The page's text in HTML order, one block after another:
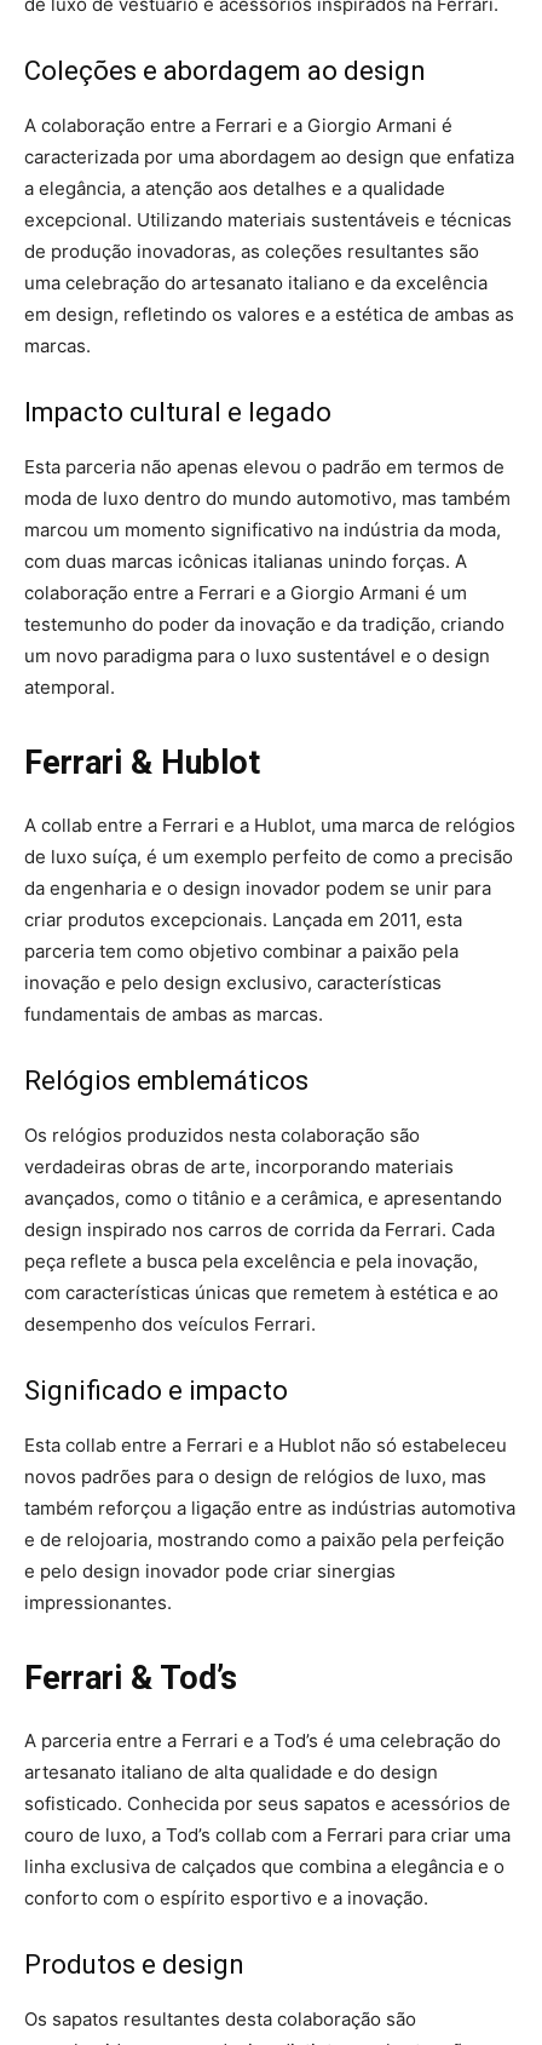
Coleções e abordagem ao design
A colaboração entre a Ferrari e a Giorgio Armani é
caracterizada por uma abordagem ao design que enfatiza
a elegância, a atenção aos detalhes e a qualidade
excepcional. Utilizando materiais sustentáveis e técnicas
de produção inovadoras, as coleções resultantes são
uma celebração do artesanato italiano e da excelência
em design, refletindo os valores e a estética de ambas as
marcas.
Impacto cultural e legado
Esta parceria não apenas elevou o padrão em termos de
moda de luxo dentro do mundo automotivo, mas também
marcou um momento significativo na indústria da moda,
com duas marcas icônicas italianas unindo forças. A
colaboração entre a Ferrari e a Giorgio Armani é um
testemunho do poder da inovação e da tradição, criando
um novo paradigma para o luxo sustentável e o design
atemporal.
Ferrari & Hublot
A collab entre a Ferrari e a Hublot, uma marca de relógios
de luxo suíça, é um exemplo perfeito de como a precisão
da engenharia e o design inovador podem se unir para
criar produtos excepcionais. Lançada em 2011, esta
parceria tem como objetivo combinar a paixão pela
inovação e pelo design exclusivo, características
fundamentais de ambas as marcas.
Relógios emblemáticos
Os relógios produzidos nesta colaboração são
verdadeiras obras de arte, incorporando materiais
avançados, como o titânio e a cerâmica, e apresentando
design inspirado nos carros de corrida da Ferrari. Cada
peça reflete a busca pela excelência e pela inovação,
com características únicas que remetem à estética e ao
desempenho dos veículos Ferrari.
Significado e impacto
Esta collab entre a Ferrari e a Hublot não só estabeleceu
novos padrões para o design de relógios de luxo, mas
também reforçou a ligação entre as indústrias automotiva
e de relojoaria, mostrando como a paixão pela perfeição
e pelo design inovador pode criar sinergias
impressionantes.
Ferrari & Tod’s
A parceria entre a Ferrari e a Tod’s é uma celebração do
artesanato italiano de alta qualidade e do design
sofisticado. Conhecida por seus sapatos e acessórios de
couro de luxo, a Tod’s collab com a Ferrari para criar uma
linha exclusiva de calçados que combina a elegância e o
conforto com o espírito esportivo e a inovação.
Produtos e design
Os sapatos resultantes desta colaboração são